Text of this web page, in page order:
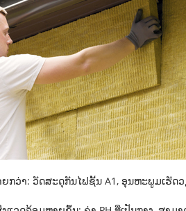
ຍກວ່າ: ວັດສະດຸກັນໄຟຊັ້ນ A1, ອຸນຫະພູມເຮັດ